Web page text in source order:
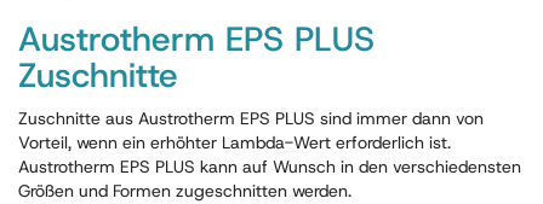
Austrotherm EPS PLUS
Zuschnitte
Zuschnitte aus Austrotherm EPS PLUS sind immer dann von
Vorteil, wenn ein erhöhter Lambda-Wert erforderlich ist.
Austrotherm EPS PLUS kann auf Wunsch in den verschiedensten
Größen und Formen zugeschnitten werden.